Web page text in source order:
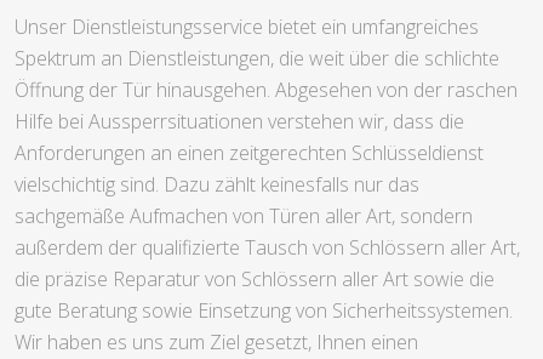
Unser Dienstleistungsservice bietet ein umfangreiches
Spektrum an Dienstleistungen, die weit über die schlichte
Öffnung der Tür hinausgehen. Abgesehen von der raschen
Hilfe bei Aussperrsituationen verstehen wir, dass die
Anforderungen an einen zeitgerechten Schlüsseldienst
vielschichtig sind. Dazu zählt keinesfalls nur das
sachgemäße Aufmachen von Türen aller Art, sondern
außerdem der qualifizierte Tausch von Schlössern aller Art,
die präzise Reparatur von Schlössern aller Art sowie die
gute Beratung sowie Einsetzung von Sicherheitssystemen.
Wir haben es uns zum Ziel gesetzt, Ihnen einen